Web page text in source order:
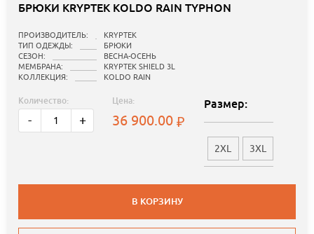
БРЮКИ KRYPTEK KOLDO RAIN TYPHON
ПРОИЗВОДИТЕЛЬ:
KRYPTEK
ТИП ОДЕЖДЫ:
БРЮКИ
СЕЗОН:
ВЕСНА-ОСЕНЬ
МЕМБРАНА:
KRYPTEK SHIELD 3L
КОЛЛЕКЦИЯ:
KOLDO RAIN
Количество:
- +
Цена:
36 900.00
Размер:
2XL 3XL
В КОРЗИНУ